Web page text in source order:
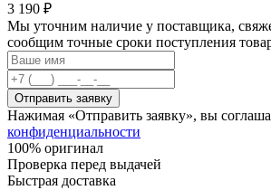
3 190 ₽
Мы уточним наличие у поставщика,
сообщим точные сроки поступления
Отправить заявку
Нажимая «Отправить заявку», вы
конфиденциальности
100% оригинал
Проверка перед выдачей
Быстрая доставка